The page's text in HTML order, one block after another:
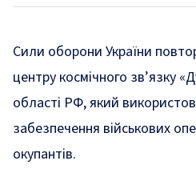
Сили оборони України
центру космічного зв’язку
області РФ, який
забезпечення військових
окупантів.